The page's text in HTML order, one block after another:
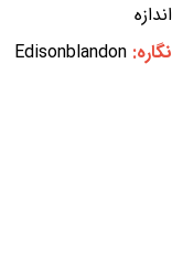
اندازه
نگاره: Edisonblandon